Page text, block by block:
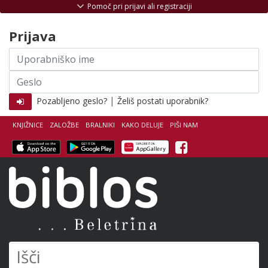
KNJIŽNICE ZALOŽBE BRALNIKI KAKO DELUJE PIŠI NAM
Facebook
Pomoč pri prijavi ali registraciji
Prijava
Uporabniško
ime
Geslo
Pozabljeno geslo? | Želiš postati uporabnik?